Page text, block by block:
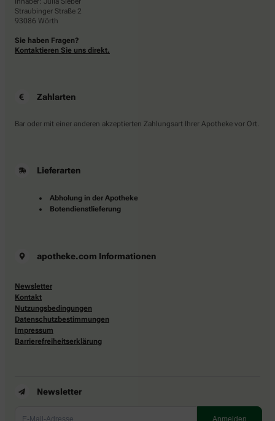
Straubinger Straße 2
93086 Wörth
Sie haben Fragen?
Kontaktieren Sie uns direkt.
Zahlarten
Bar oder mit einer anderen akzeptierten Zahlungsart Ihrer Apotheke vor Ort.
Lieferarten
Abholung in der Apotheke
Botendienstlieferung
apotheke.com Informationen
Newsletter
Kontakt
Nutzungsbedingungen
Datenschutzbestimmungen
Impressum
Barrierefreiheitserklärung
Newsletter